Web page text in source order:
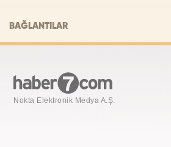
BAĞLANTILAR
Nokta Elektronik Medya A.Ş.